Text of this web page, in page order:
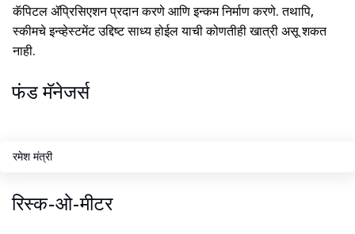
कॅपिटल ॲप्रिसिएशन प्रदान करणे आणि इन्कम निर्माण करणे. तथापि,
स्कीमचे इन्व्हेस्टमेंट उद्दिष्ट साध्य होईल याची कोणतीही खात्री असू शकत
नाही.
फंड मॅनेजर्स
रमेश मंत्री
रिस्क-ओ-मीटर